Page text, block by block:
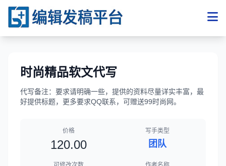
时尚精品软文代写
代写备注：要求请明确一些，提供的资料尽量详实丰富，最
好提供标题，更多要求QQ联系，可赠送99时尚网。
价格
120.00
写手类型
团队